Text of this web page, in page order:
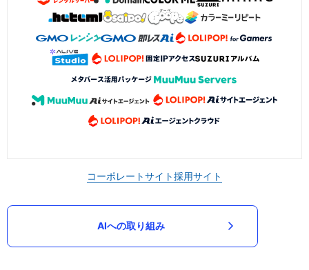
コーポレートサイト採用サイト
AIへの取り組み